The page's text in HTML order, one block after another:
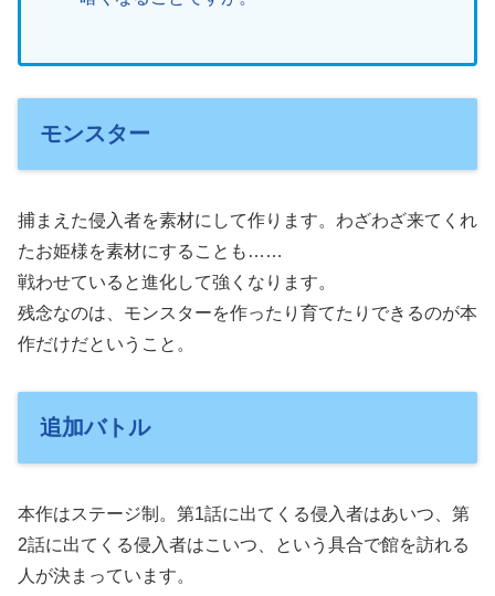
モンスター
捕まえた侵入者を素材にして作ります。わざわざ来てくれ
たお姫様を素材にすることも……
戦わせていると進化して強くなります。
残念なのは、モンスターを作ったり育てたりできるのが本
作だけだということ。
追加バトル
本作はステージ制。第1話に出てくる侵入者はあいつ、第
2話に出てくる侵入者はこいつ、という具合で館を訪れる
人が決まっています。